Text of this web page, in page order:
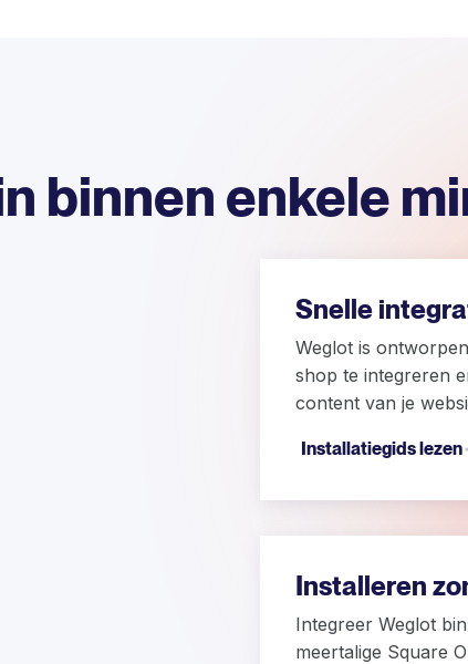
binnen enkele
Snelle
Weglot is
shop te integreren
content van je
Installatiegids lezen
Installeren
Integreer Weglot
meertalige Square